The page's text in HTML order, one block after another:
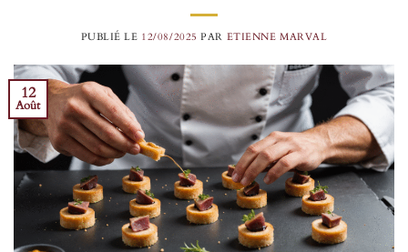
PUBLIÉ LE 12/08/2025 PAR ETIENNE MARVAL
12
Août